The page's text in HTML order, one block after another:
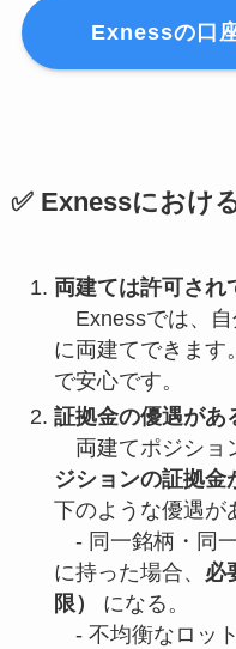
Exnessの口
✅ Exnessにおけ
両建ては許可され
Exnessでは、自
に両建てできます
で安心です。
証拠金の優遇があ
両建てポジショ
ジションの証拠金
下のような優遇が
- 同一銘柄・同
に持った場合、 必
限）
になる。
- 不均衡なロッ